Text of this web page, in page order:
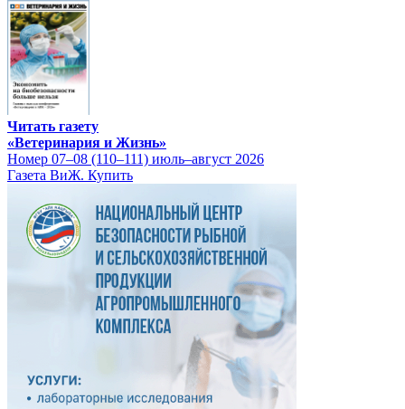
Читать газету
«Ветеринария и Жизнь»
Номер 07–08 (110–111) июль–август 2026
Газета ВиЖ. Купить